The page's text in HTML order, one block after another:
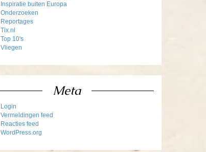
Inspiratie buiten Europa
Onderzoeken
Reportages
Tix.nl
Top 10's
Vliegen
Meta
Login
Vermeldingen feed
Reacties feed
WordPress.org